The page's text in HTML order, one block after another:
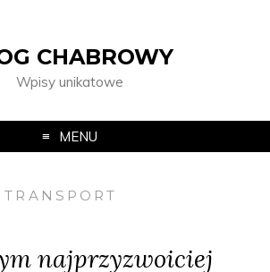
CHABROWY
Wpisy unikatowe
MENU
TRANSPORT
najprzyzwoiciej